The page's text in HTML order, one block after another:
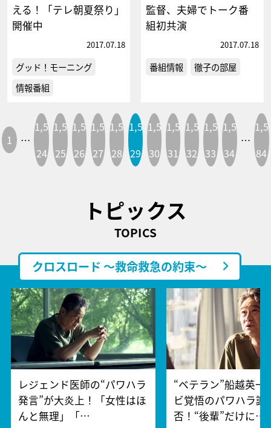
える！「テレ朝夏祭り」
開催中
2017.07.18
グッド！モーニング
情報番組
監督、夫婦でトーク番
組初共演
2017.07.18
番組情報 徹子の部屋
1 …
1,5
24
1,5
25
1,5
26
1,5
27
1,5
28
1,5
29
1,5
30
1,5
31
1,5
32
1,5
33
1,5
34
…
1,5
84
トピックス
TOPICS
クロスロード ～救命救急の約束～
レジェンド医師の“パワハラ
発言”が大炎上！「女性はほ
んと無理」「…
“ベテラン”船越英一
ビ覚悟のパワハラ謝
否！“後輩”だけに…